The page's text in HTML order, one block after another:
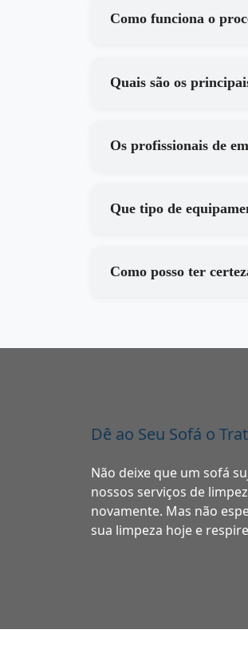
Os
Dê ao Seu Sofá o
Não deixe que um sofá
nossos serviços de
novamente. Mas não
sua limpeza hoje e